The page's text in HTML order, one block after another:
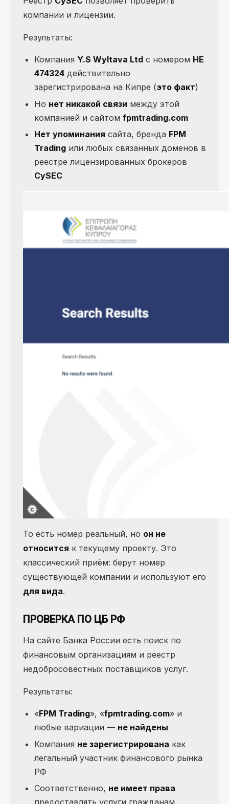
компании и лицензии.
Результаты:
Компания Y.S Wyltava Ltd с номером HE
474324 действительно
зарегистрирована на Кипре (это факт)
Но нет никакой связи между этой
компанией и сайтом fpmtrading.com
Нет упоминания сайта, бренда FPM
Trading или любых связанных доменов в
реестре лицензированных брокеров
CySEC
То есть номер реальный, но он не
относится к текущему проекту. Это
классический приём: берут номер
существующей компании и используют его
для вида.
ПРОВЕРКА ПО ЦБ РФ
На сайте Банка России есть поиск по
финансовым организациям и реестр
недобросовестных поставщиков услуг.
Результаты:
«FPM Trading», «fpmtrading.com» и
любые вариации — не найдены
Компания не зарегистрирована как
легальный участник финансового рынка
РФ
Соответственно, не имеет права